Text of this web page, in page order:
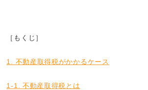
［もくじ］
1. 不動産取得税がかかるケース
1-1. 不動産取得税とは